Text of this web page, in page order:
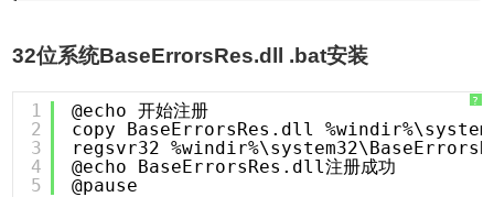
32位系统BaseErrorsRes.dll .bat安装
?
1
2
3
4
5
@echo 开始注册
copy BaseErrorsRes.dll
regsvr32
@echo BaseErrorsRes.dll注册成功
@pause